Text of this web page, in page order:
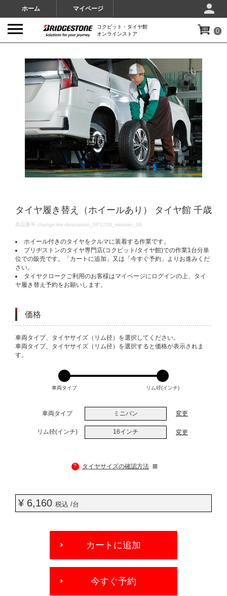
ホーム マイページ
コクピット・タイヤ館
オンラインストア
0
タイヤ履き替え（ホイールあり） タイヤ館 千歳
DETAILS
商品番号 change-tire-desorption_SP1208_minivan_16
ホイール付きのタイヤをクルマに装着する作業です。
ブリヂストンのタイヤ専門店(コクピット/タイヤ館)での作業1台分単
位での販売です。「カートに追加」又は「今すぐ予約」よりお進みくだ
さい。
タイヤクロークご利用のお客様はマイページにログインの上、タイ
ヤ履き替え予約をお願いします。
価格
VARIATIONS
車両タイプ、タイヤサイズ（リム径）を選択してください。
車両タイプ、タイヤサイズ（リム径）を選択すると価格が表示されま
す。
車両タイプ リム径(インチ)
車両タイプ ミニバン 変更
リム径(インチ) 16インチ 変更
? タイヤサイズの確認方法
¥ 6,160 税込 /台
OPTIONS
カートに追加
今すぐ予約